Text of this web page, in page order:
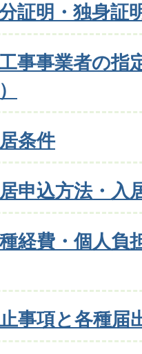
証明・独身証
事事業者の指
条件
申込方法・入
経費・個人負
事項と各種届